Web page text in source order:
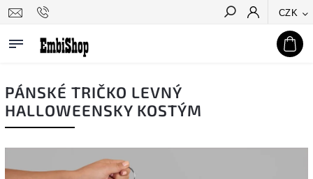
CZK
Hledat
PÁNSKÉ TRIČKO LEVNÝ
HALLOWEENSKY KOSTÝM